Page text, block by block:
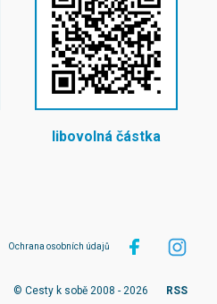
libovolná částka
Ochrana osobních údajů
© Cesty k sobě 2008 - 2026 RSS